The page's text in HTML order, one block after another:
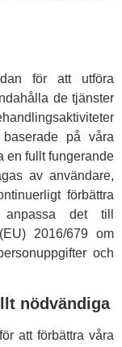
för att utföra
de tjänster
på våra
en fullt fungerande
av användare,
förbättra
det till
2016/679 om
och
nödvändiga
att förbättra våra